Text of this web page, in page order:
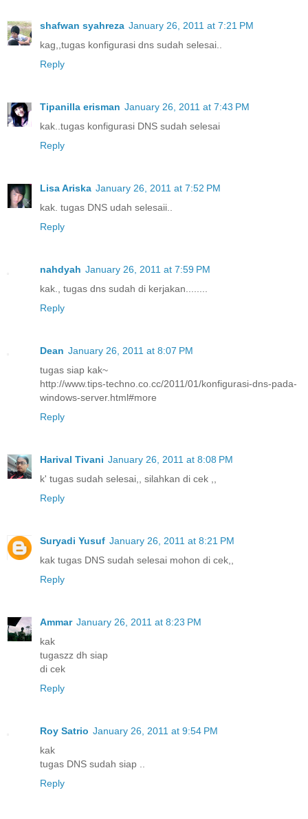
shafwan syahreza January 26, 2011 at 7:21 PM
kag,,tugas konfigurasi dns sudah selesai..
Reply
Tipanilla erisman January 26, 2011 at 7:43 PM
kak..tugas konfigurasi DNS sudah selesai
Reply
Lisa Ariska January 26, 2011 at 7:52 PM
kak. tugas DNS udah selesaii..
Reply
nahdyah January 26, 2011 at 7:59 PM
kak., tugas dns sudah di kerjakan........
Reply
Dean January 26, 2011 at 8:07 PM
tugas siap kak~
http://www.tips-techno.co.cc/2011/01/konfigurasi-dns-pada-
windows-server.html#more
Reply
Harival Tivani January 26, 2011 at 8:08 PM
k' tugas sudah selesai,, silahkan di cek ,,
Reply
Suryadi Yusuf January 26, 2011 at 8:21 PM
kak tugas DNS sudah selesai mohon di cek,,
Reply
Ammar January 26, 2011 at 8:23 PM
kak
tugaszz dh siap
di cek
Reply
Roy Satrio January 26, 2011 at 9:54 PM
kak
tugas DNS sudah siap ..
Reply